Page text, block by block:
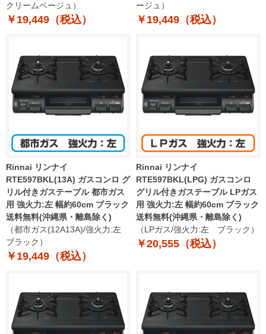
クリームベージュ）
￥19,449（税込）
ージュ）
￥19,449（税込）
Rinnai リンナイ
RTE597BKL(13A) ガスコンロ グ
リル付きガステーブル 都市ガス
用 強火力:左 幅約60cm ブラック
送料無料(沖縄県・離島除く)
（都市ガス(12A13A)/強火力:左
ブラック）
￥19,449（税込）
Rinnai リンナイ
RTE597BKL(LPG) ガスコンロ
グリル付きガステーブル LPガス
用 強火力:左 幅約60cm ブラック
送料無料(沖縄県・離島除く)
（LPガス/強火力:左 ブラック）
￥20,555（税込）